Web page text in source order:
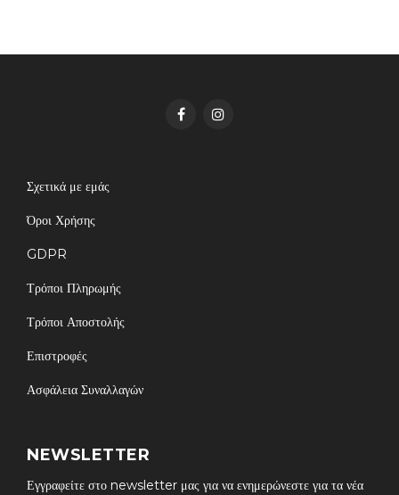
Σχετικά με εμάς
Όροι Χρήσης
GDPR
Τρόποι Πληρωμής
Τρόποι Αποστολής
Επιστροφές
Ασφάλεια Συναλλαγών
NEWSLETTER
Εγγραφείτε στο newsletter μας για να ενημερώνεστε για τα νέα